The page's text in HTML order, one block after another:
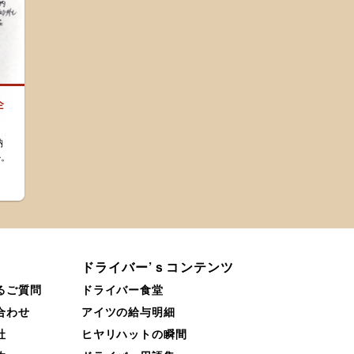
ご質問
わせ
ドライバー’ｓコンテンツ
ドライバー食堂
アイツの給与明細
ヒヤリハットの瞬間